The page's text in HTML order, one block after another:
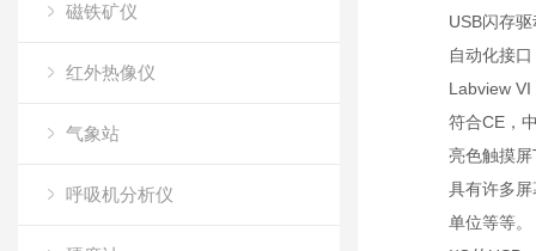
磁铁矿仪
红外热像仪
气象站
呼吸机分析仪
USB闪存
自动化接
Labview VI
符合CE，
亮色触摸
具有许多
单位等等。